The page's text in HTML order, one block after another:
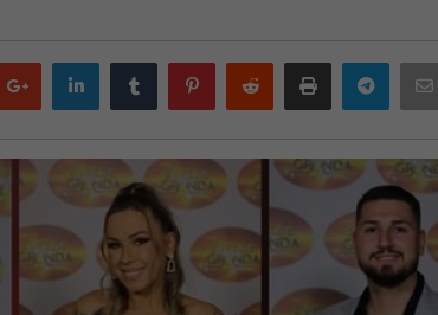
Google
plus
LinkedIn Tumblr PinterestReddit Print